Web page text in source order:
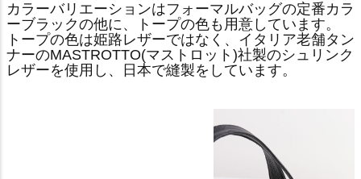
カラーバリエーションはフォーマルバッグの定番カラ
ーブラックの他に、トープの色も用意しています。
トープの色は姫路レザーではなく、イタリア老舗タン
ナーのMASTROTTO(マストロット)社製のシュリンク
レザーを使用し、日本で縫製をしています。